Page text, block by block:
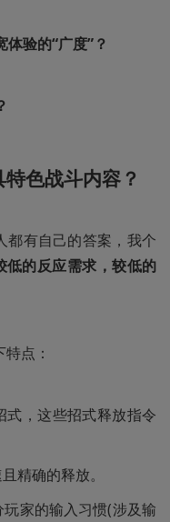
验的“广度”？
色战斗内容？
都有自己的答案，我个
低的反应需求，较低的
点：
式，这些招式释放指令
精确的释放。
家的输入习惯(涉及输